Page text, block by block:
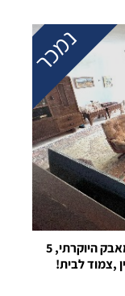
נמכר
קוטג' בגבעת הצרפתית ברחוב מבוא המאבק היוקרתי, 5
,צמוד לבית!